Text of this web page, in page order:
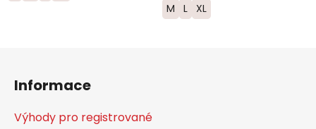
M L XL
Informace
Výhody pro registrované